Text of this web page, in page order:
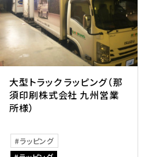
大型トラック ラッピング（那
須印刷株式会社 九州営業
所様）
ラッピング